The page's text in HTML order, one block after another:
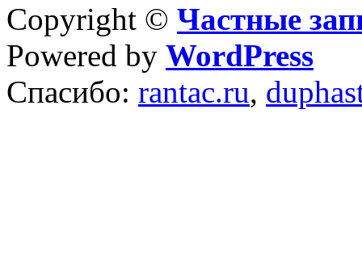
Copyright © Частные
Powered by WordPress
Спасибо: rantac.ru,